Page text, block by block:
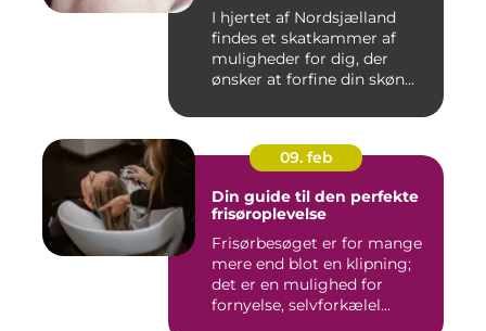
I hjertet af Nordsjælland
findes et skatkammer af
muligheder for dig, der
ønsker at forfine din skøn...
09. feb
Din guide til den perfekte
frisøroplevelse
Frisørbesøget er for mange
mere end blot en klipning;
det er en mulighed for
fornyelse, selvforkælel...